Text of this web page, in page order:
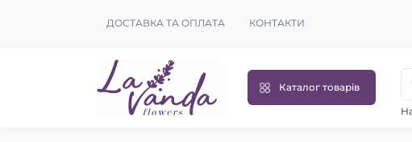
ДОСТАВКА ТА ОПЛАТА КОНТАКТИ
Каталог товарів